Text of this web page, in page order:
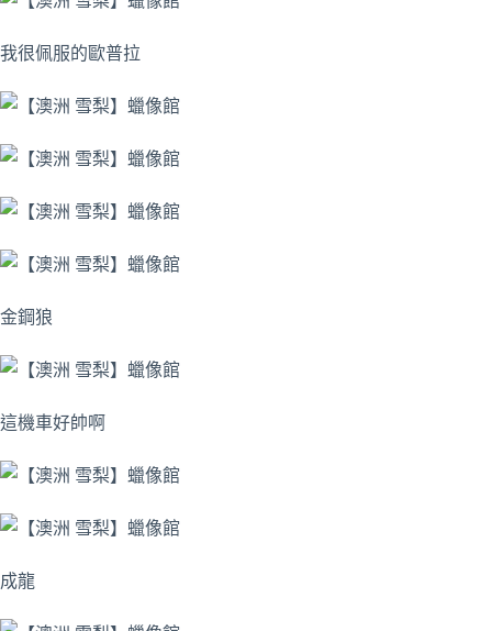
我很佩服的歐普拉
金鋼狼
這機車好帥啊
成龍